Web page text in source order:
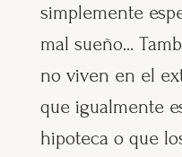
simplemente
mal sueño…
no viven en el
que igualmente
hipoteca o que